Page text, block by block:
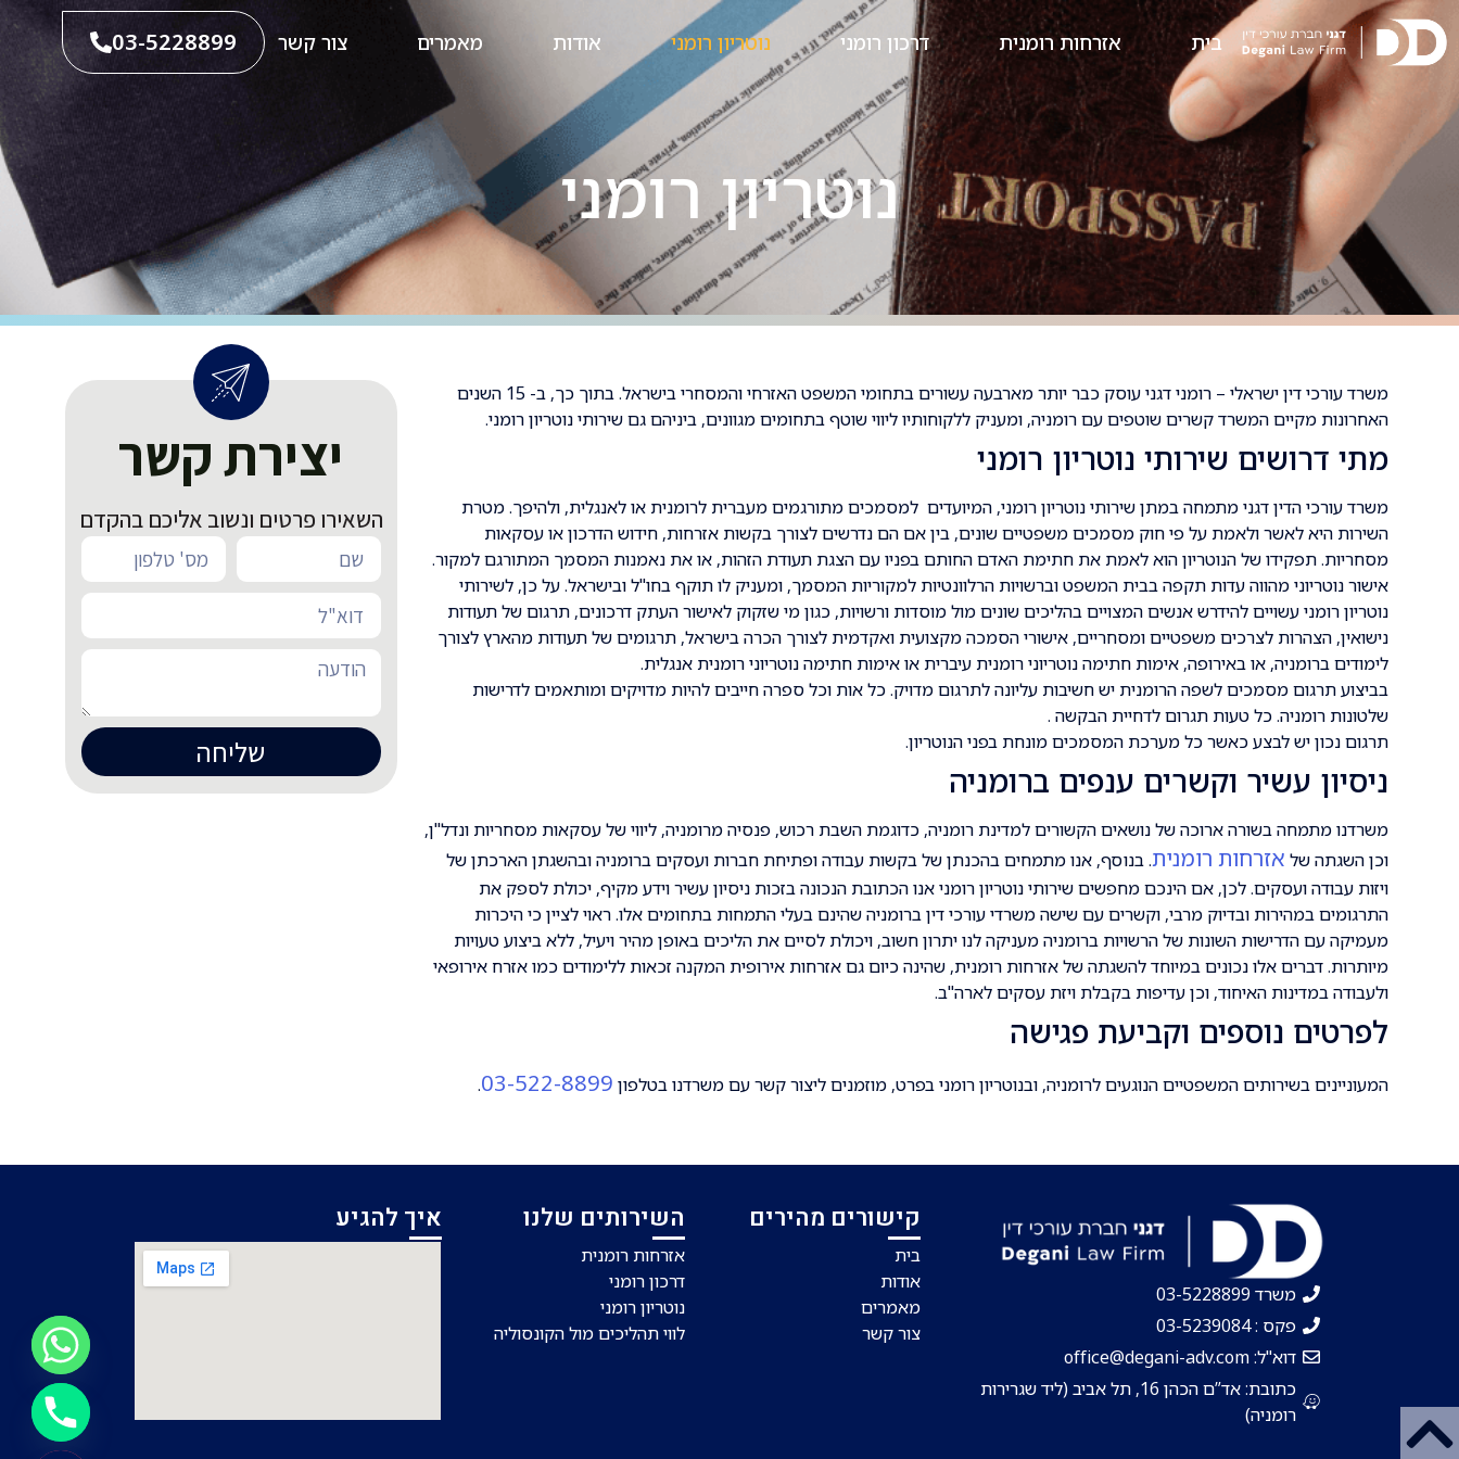
בית אזרחות רומנית דרכון רומני נוטריון רומני אודות מאמרים צור קשר 03-5228899
נוטריון רומני
משרד עורכי דין ישראלי – רומני דגני עוסק כבר יותר מארבעה עשורים בתחומי המשפט האזרחי והמסחרי בישראל. בתוך כך, ב- 15 השנים
האחרונות מקיים המשרד קשרים שוטפים עם רומניה, ומעניק ללקוחותיו ליווי שוטף בתחומים מגוונים, ביניהם גם שירותי נוטריון רומני.
מתי דרושים שירותי נוטריון רומני
משרד עורכי הדין דגני מתמחה במתן שירותי נוטריון רומני, המיועדים למסמכים מתורגמים מעברית לרומנית או לאנגלית, ולהיפך. מטרת
השירות היא לאשר ולאמת על פי חוק מסמכים משפטיים שונים, בין אם הם נדרשים לצורך בקשות אזרחות, חידוש הדרכון או עסקאות
מסחריות. תפקידו של הנוטריון הוא לאמת את חתימת האדם החותם בפניו עם הצגת תעודת הזהות, או את נאמנות המסמך המתורגם למקור.
אישור נוטריוני מהווה עדות תקפה בבית המשפט וברשויות הרלוונטיות למקוריות המסמך, ומעניק לו תוקף בחו"ל ובישראל. על כן, לשירותי
נוטריון רומני עשויים להידרש אנשים המצויים בהליכים שונים מול מוסדות ורשויות, כגון מי שזקוק לאישור העתק דרכונים, תרגום של תעודות
נישואין, הצהרות לצרכים משפטיים ומסחריים, אישורי הסמכה מקצועית ואקדמית לצורך הכרה בישראל, תרגומים של תעודות מהארץ לצורך
לימודים ברומניה, או באירופה, אימות חתימה נוטריוני רומנית עיברית או אימות חתימה נוטריוני רומנית אנגלית.
בביצוע תרגום מסמכים לשפה הרומנית יש חשיבות עליונה לתרגום מדויק. כל אות וכל ספרה חייבים להיות מדויקים ומותאמים לדרישות
שלטונות רומניה. כל טעות תגרום לדחיית הבקשה .
תרגום נכון יש לבצע כאשר כל מערכת המסמכים מונחת בפני הנוטריון.
ניסיון עשיר וקשרים ענפים ברומניה
משרדנו מתמחה בשורה ארוכה של נושאים הקשורים למדינת רומניה, כדוגמת השבת רכוש, פנסיה מרומניה, ליווי של עסקאות מסחריות ונדל"ן,
וכן השגתה של אזרחות רומנית. בנוסף, אנו מתמחים בהכנתן של בקשות עבודה ופתיחת חברות ועסקים ברומניה ובהשגתן הארכתן של
ויזות עבודה ועסקים. לכן, אם הינכם מחפשים שירותי נוטריון רומני אנו הכתובת הנכונה בזכות ניסיון עשיר וידע מקיף, יכולת לספק את
התרגומים במהירות ובדיוק מרבי, וקשרים עם שישה משרדי עורכי דין ברומניה שהינם בעלי התמחות בתחומים אלו. ראוי לציין כי היכרות
מעמיקה עם הדרישות השונות של הרשויות ברומניה מעניקה לנו יתרון חשוב, ויכולת לסיים את הליכים באופן מהיר ויעיל, ללא ביצוע טעויות
מיותרות. דברים אלו נכונים במיוחד להשגתה של אזרחות רומנית, שהינה כיום גם אזרחות אירופית המקנה זכאות ללימודים כמו אזרח אירופאי
ולעבודה במדינות האיחוד, וכן עדיפות בקבלת ויזת עסקים לארה"ב.
לפרטים נוספים וקביעת פגישה
המעוניינים בשירותים המשפטיים הנוגעים לרומניה, ובנוטריון רומני בפרט, מוזמנים ליצור קשר עם משרדנו בטלפון 03-522-8899
.
יצירת קשר
השאירו פרטים ונשוב אליכם בהקדם
שליחה
משרד 03-5228899
פקס : 03-5239084
דוא"ל: office@degani-adv.com
כתובת: אד”ם הכהן 16, תל אביב (ליד שגרירות
רומניה)
קישורים מהירים
בית
אודות
מאמרים
צור קשר
השירותים שלנו
אזרחות רומנית
דרכון רומני
נוטריון רומני
לווי תהליכים מול הקונסוליה
איך להגיע